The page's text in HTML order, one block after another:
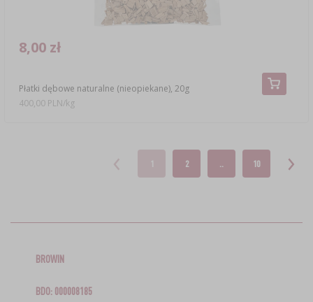
Płatki dębowe naturalne (nieopiekane), 20g
8,00 zł
400,00 PLN/kg
1 2 .. 10
BROWIN
BDO: 000008185